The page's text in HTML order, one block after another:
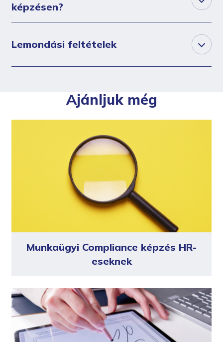
képzésen?
Lemondási feltételek
Ajánljuk még
Munkaügyi Compliance képzés HR-
eseknek